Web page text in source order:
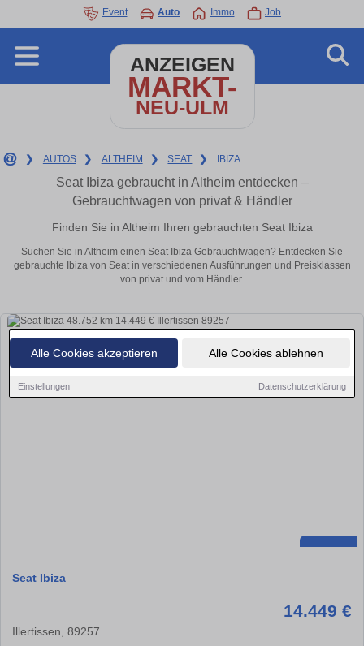
Alle Cookies akzeptieren Alle Cookies ablehnen
Einstellungen Datenschutzerklärung
Event Auto Immo Job
ANZEIGEN
MARKT-
NEU-ULM
❯ AUTOS ❯ ALTHEIM ❯ SEAT ❯ IBIZA
Seat Ibiza gebraucht in Altheim entdecken –
Gebrauchtwagen von privat & Händler
Finden Sie in Altheim Ihren gebrauchten Seat Ibiza
Suchen Sie in Altheim einen Seat Ibiza Gebrauchtwagen? Entdecken Sie
gebrauchte Ibiza von Seat in verschiedenen Ausführungen und Preisklassen
von privat und vom Händler.
Seat Ibiza
14.449 €
Illertissen, 89257